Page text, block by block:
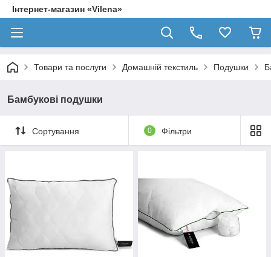
Інтернет-магазин «Vilena»
Товари та послуги Домашній текстиль Подушки
Бамбукові подушки
Сортування 0 Фільтри